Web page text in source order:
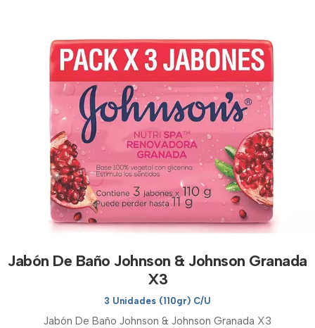
Jabón De Baño Johnson & Johnson Granada
X3
3 Unidades (110gr) C/U
Jabón De Baño Johnson & Johnson Granada X3